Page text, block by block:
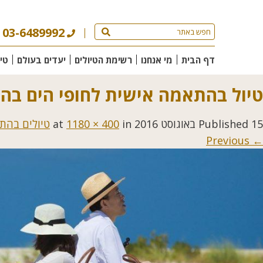
03-6489992
דף הבית מי אנחנו רשימת הטיולים יעדים בעולם
טיול בהתאמה אישית לחופי הים
Published 15 באוגוסט 2016 1180 × 400 in
טיולים
← Previous